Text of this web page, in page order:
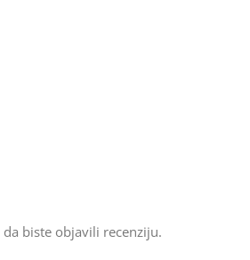
da biste objavili recenziju.